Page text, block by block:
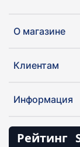
О магазине
Клиентам
Информация
Рейтинг